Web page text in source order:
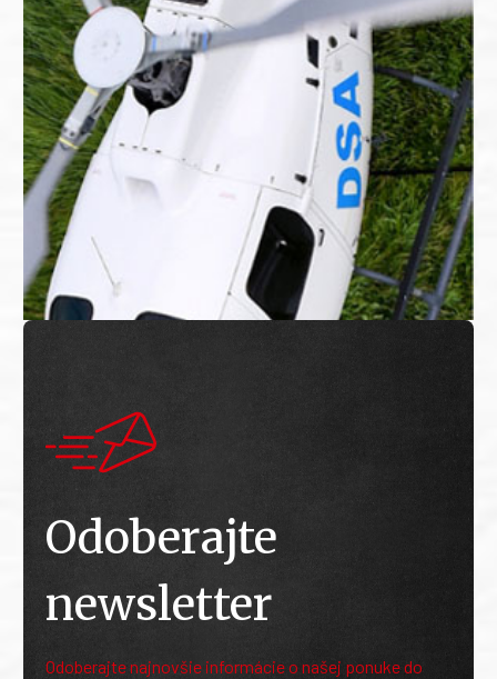
Odoberajte
newsletter
Odoberajte najnovšie informácie o našej ponuke do